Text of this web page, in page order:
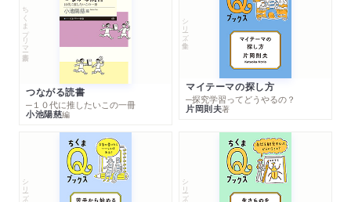
ちくまプリマー新書
つながる読書
─１０代に推したいこの一冊
小池陽慈編
シリーズ・全集
マイテーマの探し方
─探究学習ってどうやるの？
片岡則夫著
シリーズ・全集 シリーズ・全集